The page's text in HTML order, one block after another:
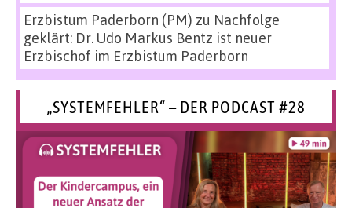
Erzbistum Paderborn (PM) zu Nachfolge
geklärt: Dr. Udo Markus Bentz ist neuer
Erzbischof im Erzbistum Paderborn
„SYSTEMFEHLER“ – DER PODCAST #28